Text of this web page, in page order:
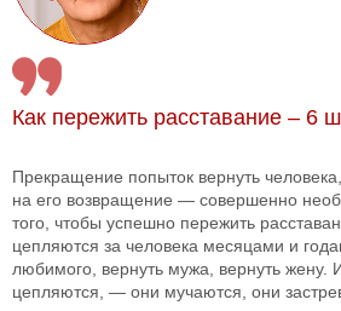
Как пережить расставание – 6
Прекращение попыток вернуть
на его возвращение — совершенно
того, чтобы успешно пережить
цепляются за человека месяцами и
любимого, вернуть мужа, вернуть жену.
цепляются, — они мучаются, они